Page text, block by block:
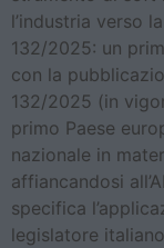
l’industria verso
132/2025: un
con la
132/2025 (in
primo Paese
nazionale in
affiancandosi
specifica
legislatore